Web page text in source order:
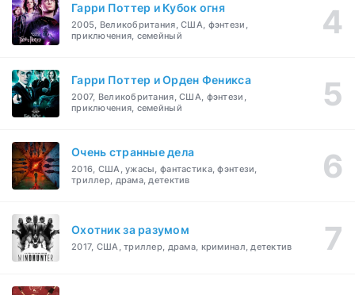
Гарри Поттер и Кубок огня
2005, Великобритания, США, фэнтези,
приключения, семейный
Гарри Поттер и Орден Феникса
2007, Великобритания, США, фэнтези,
приключения, семейный
Очень странные дела
2016, США, ужасы, фантастика, фэнтези,
триллер, драма, детектив
Охотник за разумом
2017, США, триллер, драма, криминал, детектив